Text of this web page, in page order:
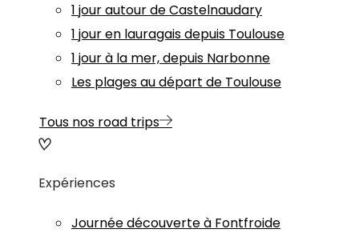
1 jour autour de Castelnaudary
1 jour en lauragais depuis Toulouse
1 jour à la mer, depuis Narbonne
Les plages au départ de Toulouse
Tous nos road trips
Expériences
Journée découverte à Fontfroide